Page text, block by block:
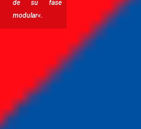
de su fase
modular«.